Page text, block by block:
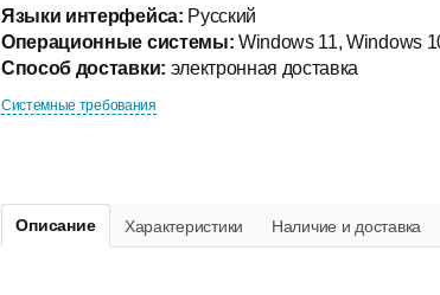
Описание Характеристики Наличие и доставка
Языки интерфейса: Русский
Операционные системы: Windows 11, Windows
Способ доставки: электронная доставка
Системные требования